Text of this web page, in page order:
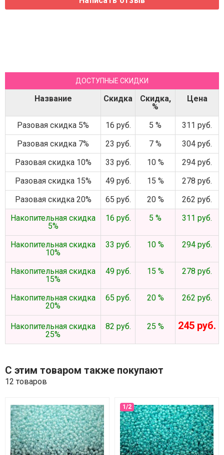
ДОСТУПНЫЕ СКИДКИ
Название Скидка
Скидка,
%
Цена
Разовая скидка 5% 16 руб. 5 %
311 руб.
Разовая скидка 7%
23 руб. 7 %
304 руб.
Разовая скидка 10%
33 руб. 10 %
294 руб.
Разовая скидка 15%
49 руб. 15 %
278 руб.
Разовая скидка 20%
65 руб. 20 %
262 руб.
Накопительная скидка
5%
16 руб. 5 % 311 руб.
Накопительная скидка
10%
33 руб. 10 % 294 руб.
Накопительная скидка
15%
49 руб. 15 % 278 руб.
Накопительная скидка
20%
65 руб. 20 % 262 руб.
Накопительная скидка
25%
82 руб. 25 % 245 руб.
С этим товаром также покупают
12 товаров